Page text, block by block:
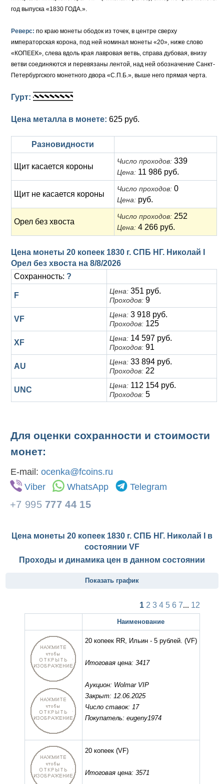
Серебро
Медь
год выпуска «1830 ГОДА.».
Реверс: по краю монеты ободок из точек, в центре сверху
императорская корона, под ней номинал монеты «20», ниже слово
«КОПЕЕК», слева вдоль края лавровая ветвь, справа дубовая, внизу
ветви соединяются и перевязаны лентой, над ней обозначение Санкт-
Петербургского монетного двора «С.П.Б.», выше него прямая черта.
Гурт:
Цена металла в монете: 625 руб.
Разновидности
Щит касается короны
Число проходов: 339
Цена: 11 986 руб.
Щит не касается короны
Число проходов: 0
Цена: руб.
Орел без хвоста
Число проходов: 252
Цена: 4 266 руб.
Цена монеты 20 копеек 1830 г. СПБ НГ. Николай I
Орел без хвоста на 8/8/2026
Сохранность: ?
F Цена: 351 руб.
Проходов: 9
VF Цена: 3 918 руб.
Проходов: 125
XF Цена: 14 597 руб.
Проходов: 91
AU Цена: 33 894 руб.
Проходов: 22
UNC Цена: 112 154 руб.
Проходов: 5
Для оценки сохранности и стоимости
монет:
E-mail: ocenka@fcoins.ru
Viber
WhatsApp Telegram
+7 995 777 44 15
Цена монеты 20 копеек 1830 г. СПБ НГ. Николай I в
состоянии VF
Проходы и динамика цен в данном состоянии
Показать график
1 2 3 4 5 6 7... 12
Наименование
20 копеек RR, Ильин - 5 рублей. (VF)
Итоговая цена: 3417
Аукцион: Wolmar VIP
Закрыт: 12.06.2025
Число ставок: 17
Покупатель: eugeny1974
20 копеек(VF)
Итоговая цена: 3571